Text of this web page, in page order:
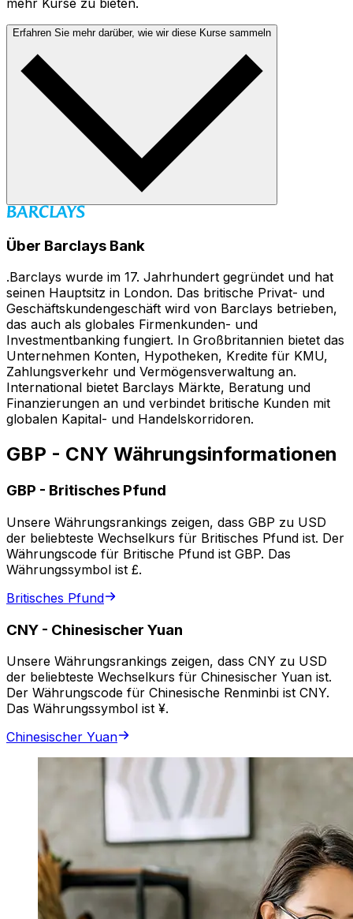
Erfahren Sie mehr darüber, wie wir diese Kurse sammeln
Über Barclays Bank
.Barclays wurde im 17. Jahrhundert gegründet und hat
seinen Hauptsitz in London. Das britische Privat- und
Geschäftskundengeschäft wird von Barclays betrieben,
das auch als globales Firmenkunden- und
Investmentbanking fungiert. In Großbritannien bietet das
Unternehmen Konten, Hypotheken, Kredite für KMU,
Zahlungsverkehr und Vermögensverwaltung an.
International bietet Barclays Märkte, Beratung und
Finanzierungen an und verbindet britische Kunden mit
globalen Kapital- und Handelskorridoren.
GBP - CNY Währungsinformationen
GBP - Britisches Pfund
Unsere Währungsrankings zeigen, dass GBP zu USD
der beliebteste Wechselkurs für Britisches Pfund ist. Der
Währungscode für Britische Pfund ist GBP. Das
Währungssymbol ist £.
Britisches Pfund
CNY - Chinesischer Yuan
Unsere Währungsrankings zeigen, dass CNY zu USD
der beliebteste Wechselkurs für Chinesischer Yuan ist.
Der Währungscode für Chinesische Renminbi ist CNY.
Das Währungssymbol ist ¥.
Chinesischer Yuan